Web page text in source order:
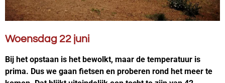
Woensdag 22 juni
Bij het opstaan is het bewolkt, maar de temperatuur is
prima. Dus we gaan fietsen en proberen rond het meer te